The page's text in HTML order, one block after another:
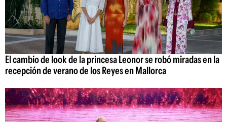
El cambio de look de la princesa Leonor se robó miradas en la
recepción de verano de los Reyes en Mallorca